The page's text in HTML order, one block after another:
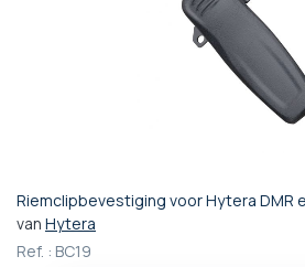
Riemclipbevestiging voor Hytera DMR
van Hytera
Ref. : BC19
Ga
naar
het